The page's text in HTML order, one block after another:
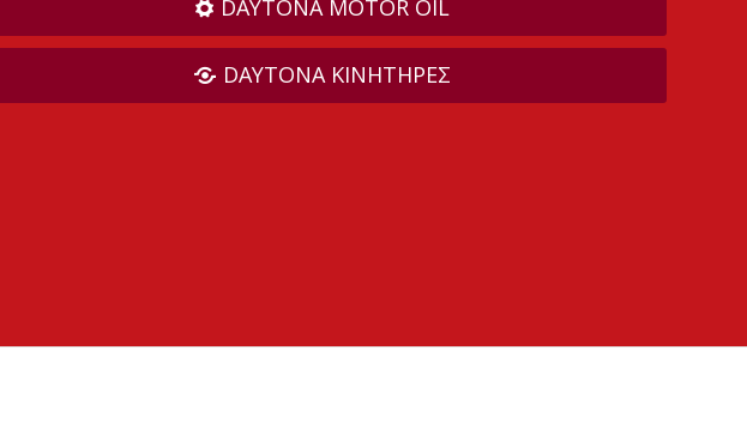
DAYTONA MOTOR OIL
DAYTONA ΚΙΝΗΤΗΡΕΣ